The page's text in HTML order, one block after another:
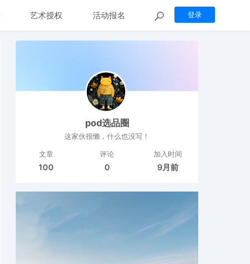
登录
艺术授权 活动报名
pod选品圈
这家伙很懒，什么也没写！
文章
100
评论
0
加入时间
9月前